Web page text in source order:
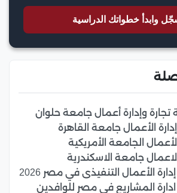
وابدأ خطواتك الدراسية
وإدارة أعمال جامعة حلوان
الأعمال جامعة القاهرة
الجامعة الأمريكية
جامعة الاسكندرية
الأعمال التنفيذى في مصر 2026
ادارة المشاريع في مصر للوافدين